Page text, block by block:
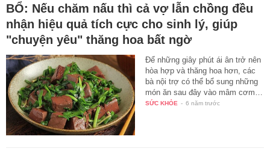
BỔ: Nếu chăm nấu thì cả vợ lẫn chồng đều
nhận hiệu quả tích cực cho sinh lý, giúp
"chuyện yêu" thăng hoa bất ngờ
Để những giây phút ái ân trở nên
hòa hợp và thăng hoa hơn, các
bà nội trợ có thể bổ sung những
món ăn sau đây vào mâm cơm…
SỨC KHỎE - 6 năm trước